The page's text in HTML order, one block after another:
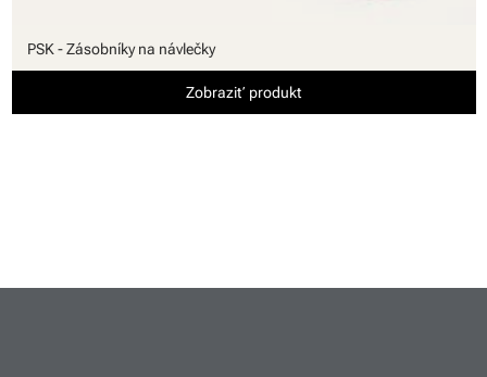
PSK - Zásobníky na návlečky
Zobraziť produkt